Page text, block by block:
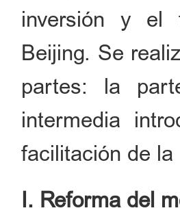
inversión y el
Beijing. Se
partes: la
intermedia
facilitación de
I. Reforma del